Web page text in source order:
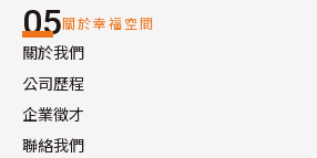
05關於幸福空間
關於我們
公司歷程
企業徵才
聯絡我們